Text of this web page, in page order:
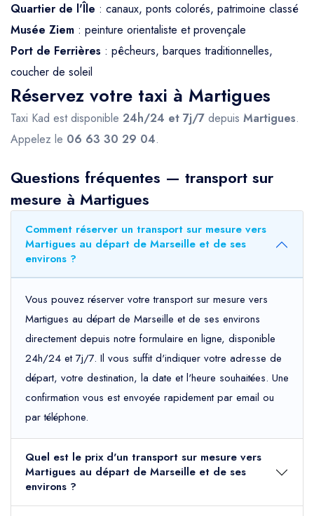
Quartier de l'Île : canaux, ponts colorés, patrimoine classé
Musée Ziem : peinture orientaliste et provençale
Port de Ferrières : pêcheurs, barques traditionnelles,
coucher de soleil
Réservez votre taxi à Martigues
Taxi Kad est disponible 24h/24 et 7j/7 depuis Martigues.
Appelez le 06 63 30 29 04.
Questions fréquentes — transport sur
mesure à Martigues
Comment réserver un transport sur mesure vers
Martigues au départ de Marseille et de ses
environs ?
Vous pouvez réserver votre transport sur mesure vers
Martigues au départ de Marseille et de ses environs
directement depuis notre formulaire en ligne, disponible
24h/24 et 7j/7. Il vous suffit d'indiquer votre adresse de
départ, votre destination, la date et l'heure souhaitées. Une
confirmation vous est envoyée rapidement par email ou
par téléphone.
Quel est le prix d'un transport sur mesure vers
Martigues au départ de Marseille et de ses
environs ?